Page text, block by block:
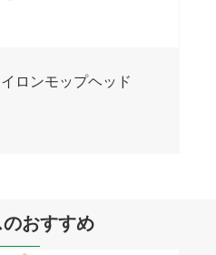
おすすめ